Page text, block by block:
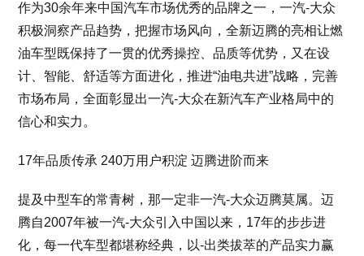
作为30余年来中国汽车市场优秀的品牌之一，一汽-大众
积极洞察产品趋势，把握市场风向，全新迈腾的亮相让燃
油车型既保持了一贯的优秀操控、品质等优势，又在设
计、智能、舒适等方面进化，推进“油电共进”战略，完善
市场布局，全面彰显出一汽-大众在新汽车产业格局中的
信心和实力。
17年品质传承 240万用户积淀 迈腾进阶而来
提及中型车的常青树，那一定非一汽-大众迈腾莫属。迈
腾自2007年被一汽-大众引入中国以来，17年的步步进
化，每一代车型都堪称经典，以-出类拔萃的产品实力赢